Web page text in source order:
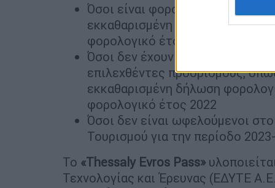
Όσοι είναι φορολογικοί
εκκαθαρισμένη δήλωση
φορολογικό έτος 2022
Όσοι δεν έχουν οι ίδιοι ή οι
επιλεχθέντες προορισμούς,
εκκαθαρισμένη δήλωση
φορολογικό έτος 2022
Όσοι δεν είναι ωφελούμενοι
Τουρισμού για την περίοδο
Το «Thessaly Evros Pass»
Τεχνολογίας και Έρευνας (ΕΔΥΤΕ